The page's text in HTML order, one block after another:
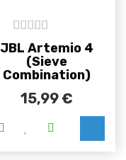
5out of 5
JBL Artemio 4
(Sieve
Combination)
15,99€